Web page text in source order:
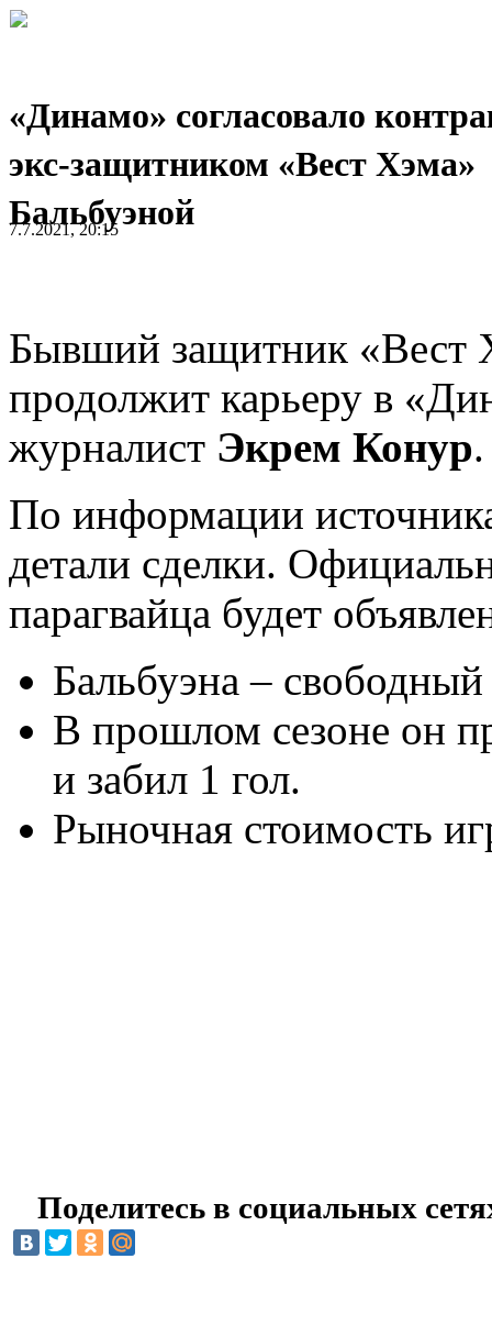
«Динамо» согласовало
экс-защитником «Вест Хэма»
Бальбуэной
7.7.2021, 20:15
Бывший защитник «Вест
продолжит карьеру в
журналист Экрем Конур.
По информации
детали сделки.
парагвайца будет
Бальбуэна – свободный
В прошлом сезоне он
и забил 1 гол.
Рыночная стоимость
Поделитесь в социальных